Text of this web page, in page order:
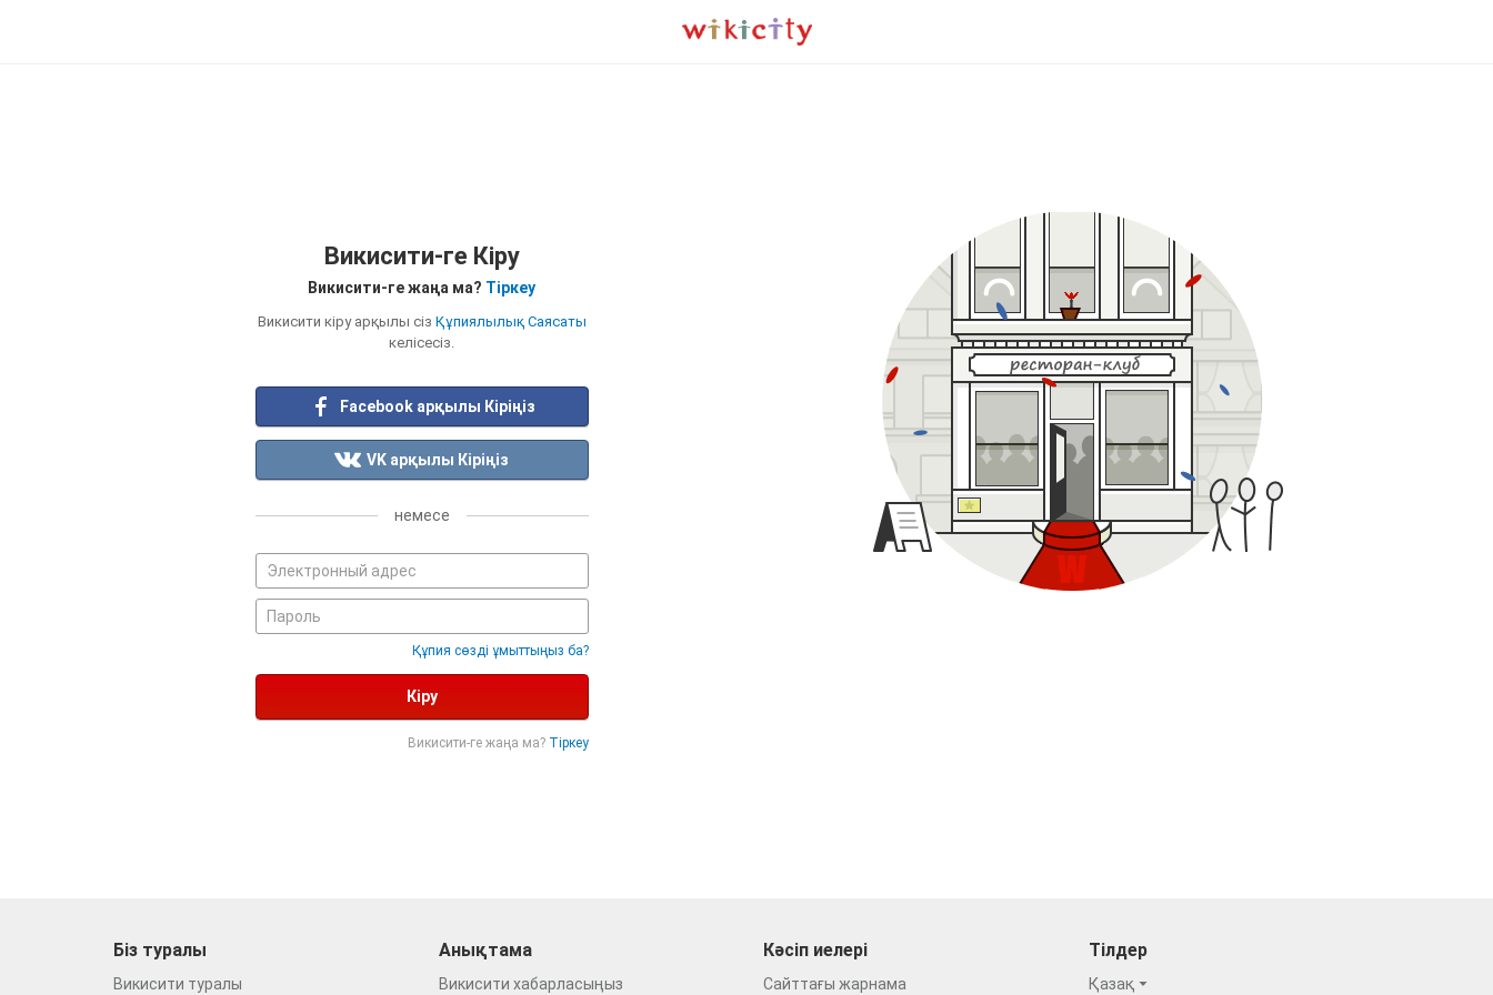
Викисити-ге Кіру
Викисити-ге жаңа ма? Тіркеу
Викисити кіру арқылы сіз Құпиялылық Саясаты
келісесіз.
Facebook арқылы Кіріңіз
VK арқылы Кіріңіз
немесе
Құпия сөзді ұмыттыңыз ба?
Кіру
Викисити-ге жаңа ма? Тіркеу
Біз туралы
Викисити туралы
Анықтама
Викисити хабарласыңыз
Кәсіп иелері
Сайттағы жарнама
Тілдер
Қазақ